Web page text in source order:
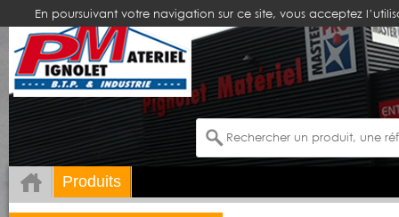
En poursuivant votre navigation sur ce site, vous acceptez
Produits